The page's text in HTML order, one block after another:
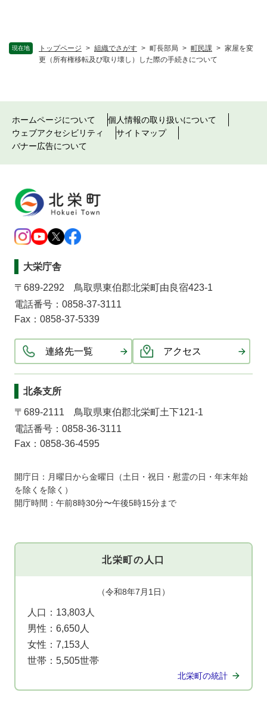
現在地 トップページ > 組織でさがす > 町長部局 > 町民課 > 家屋を変
更（所有権移転及び取り壊し）した際の手続きについて
ホームページについて
個人情報の取り扱いについて
ウェブアクセシビリティ
サイトマップ
バナー広告について
大栄庁舎
〒689-2292 鳥取県東伯郡北栄町由良宿423-1
電話番号：0858-37-3111
Fax：0858-37-5339
連絡先一覧 アクセス
北条支所
〒689-2111 鳥取県東伯郡北栄町土下121-1
電話番号：0858-36-3111
Fax：0858-36-4595
開庁日：月曜日から金曜日（土日・祝日・慰霊の日・年末年始
を除くを除く）
開庁時間：午前8時30分〜午後5時15分まで
北栄町の人口
（令和8年7月1日）
人口： 13,803人
男性： 6,650人
女性： 7,153人
世帯： 5,505世帯
北栄町の統計